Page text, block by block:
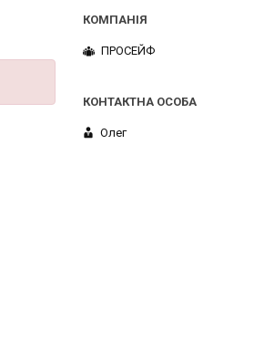
ПРОСЕЙФ
Олег